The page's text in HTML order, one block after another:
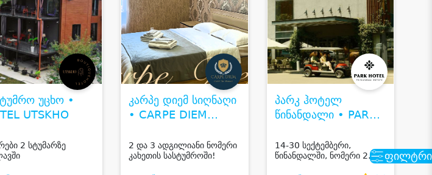
ფილტრი
უცხო •
UTSKHO
2 სტუმარზე
კარპე დიემ სიღნაღი
• CARPE DIEM
2 და 3 ადგილიანი ნომერი
კახეთის სასტუმროში!
პარკ ჰოტელ
წინანდალი • PARK
14-30 სექტემბერი,
წინანდალში, ნომერი 2
სტუმარზე საუზმით, აუზით,